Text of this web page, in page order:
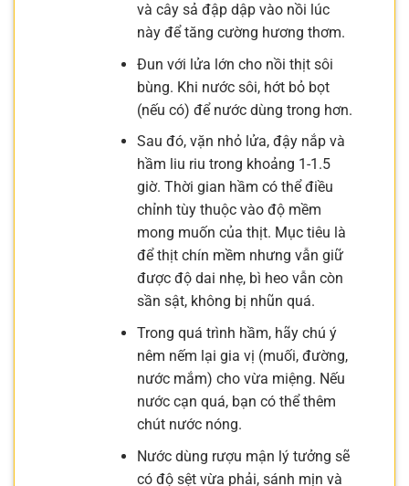
và cây sả đập dập vào nồi lúc
này để tăng cường hương thơm.
Đun với lửa lớn cho nồi thịt sôi
bùng. Khi nước sôi, hớt bỏ bọt
(nếu có) để nước dùng trong hơn.
Sau đó, vặn nhỏ lửa, đậy nắp và
hầm liu riu trong khoảng 1-1.5
giờ. Thời gian hầm có thể điều
chỉnh tùy thuộc vào độ mềm
mong muốn của thịt. Mục tiêu là
để thịt chín mềm nhưng vẫn giữ
được độ dai nhẹ, bì heo vẫn còn
sần sật, không bị nhũn quá.
Trong quá trình hầm, hãy chú ý
nêm nếm lại gia vị (muối, đường,
nước mắm) cho vừa miệng. Nếu
nước cạn quá, bạn có thể thêm
chút nước nóng.
Nước dùng rượu mận lý tưởng sẽ
có độ sệt vừa phải, sánh mịn và